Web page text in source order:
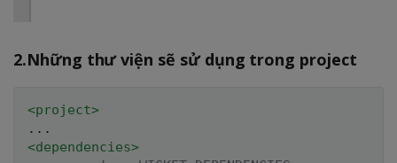
2.Những thư viện sẽ sử dụng trong project
<project>
<dependencies>